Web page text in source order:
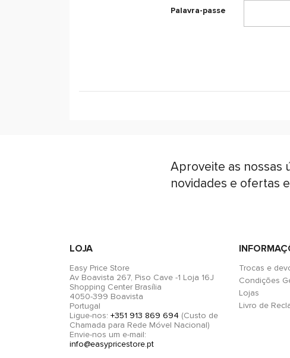
Palavra-passe
Aproveite as nossas
novidades e ofertas
LOJA
Easy Price Store
Av Boavista 267, Piso Cave -1 Loja 16J
Shopping Center Brasília
4050-399 Boavista
Portugal
Ligue-nos: +351 913 869 694 (Custo de
Chamada para Rede Móvel Nacional)
Envie-nos um e-mail:
info@easypricestore.pt
Trocas e
Condições
Lojas
Livro de